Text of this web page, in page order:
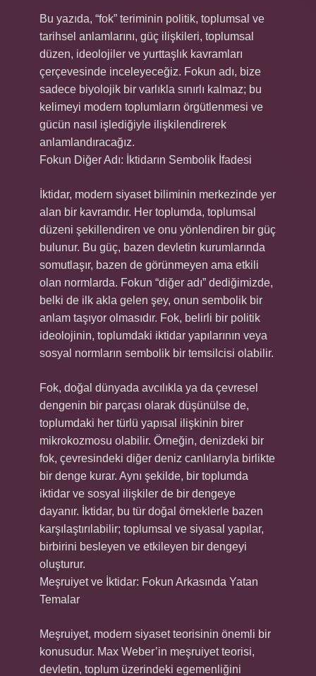
Bu yazıda, “fok” teriminin politik, toplumsal ve
tarihsel anlamlarını, güç ilişkileri, toplumsal
düzen, ideolojiler ve yurttaşlık kavramları
çerçevesinde inceleyeceğiz. Fokun adı, bize
sadece biyolojik bir varlıkla sınırlı kalmaz; bu
kelimeyi modern toplumların örgütlenmesi ve
gücün nasıl işlediğiyle ilişkilendirerek
anlamlandıracağız.
Fokun Diğer Adı: İktidarın Sembolik İfadesi
İktidar, modern siyaset biliminin merkezinde yer
alan bir kavramdır. Her toplumda, toplumsal
düzeni şekillendiren ve onu yönlendiren bir güç
bulunur. Bu güç, bazen devletin kurumlarında
somutlaşır, bazen de görünmeyen ama etkili
olan normlarda. Fokun “diğer adı” dediğimizde,
belki de ilk akla gelen şey, onun sembolik bir
anlam taşıyor olmasıdır. Fok, belirli bir politik
ideolojinin, toplumdaki iktidar yapılarının veya
sosyal normların sembolik bir temsilcisi olabilir.
Fok, doğal dünyada avcılıkla ya da çevresel
dengenin bir parçası olarak düşünülse de,
toplumdaki her türlü yapısal ilişkinin birer
mikrokozmosu olabilir. Örneğin, denizdeki bir
fok, çevresindeki diğer deniz canlılarıyla birlikte
bir denge kurar. Aynı şekilde, bir toplumda
iktidar ve sosyal ilişkiler de bir dengeye
dayanır. İktidar, bu tür doğal örneklerle bazen
karşılaştırılabilir; toplumsal ve siyasal yapılar,
birbirini besleyen ve etkileyen bir dengeyi
oluşturur.
Meşruiyet ve İktidar: Fokun Arkasında Yatan
Temalar
Meşruiyet, modern siyaset teorisinin önemli bir
konusudur. Max Weber’in meşruiyet teorisi,
devletin, toplum üzerindeki egemenliğini